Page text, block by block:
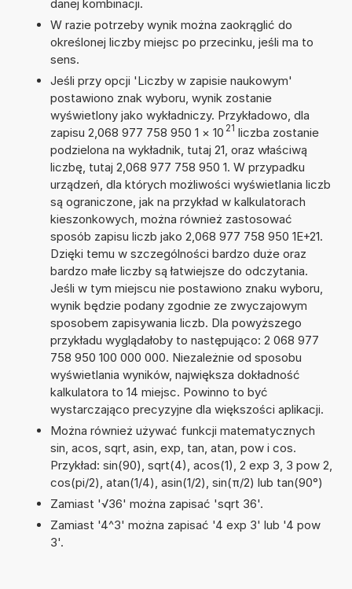
danej kombinacji.
W razie potrzeby wynik można zaokrąglić do
określonej liczby miejsc po przecinku, jeśli ma to
sens.
Jeśli przy opcji 'Liczby w zapisie naukowym'
postawiono znak wyboru, wynik zostanie
wyświetlony jako wykładniczy. Przykładowo, dla
zapisu 2,068 977 758 950 1 × 10 21 liczba zostanie
podzielona na wykładnik, tutaj 21, oraz właściwą
liczbę, tutaj 2,068 977 758 950 1. W przypadku
urządzeń, dla których możliwości wyświetlania liczb
są ograniczone, jak na przykład w kalkulatorach
kieszonkowych, można również zastosować
sposób zapisu liczb jako 2,068 977 758 950 1E+21.
Dzięki temu w szczególności bardzo duże oraz
bardzo małe liczby są łatwiejsze do odczytania.
Jeśli w tym miejscu nie postawiono znaku wyboru,
wynik będzie podany zgodnie ze zwyczajowym
sposobem zapisywania liczb. Dla powyższego
przykładu wyglądałoby to następująco: 2 068 977
758 950 100 000 000. Niezależnie od sposobu
wyświetlania wyników, największa dokładność
kalkulatora to 14 miejsc. Powinno to być
wystarczająco precyzyjne dla większości aplikacji.
Można również używać funkcji matematycznych
sin, acos, sqrt, asin, exp, tan, atan, pow i cos.
Przykład: sin(90), sqrt(4), acos(1), 2 exp 3, 3 pow 2,
cos(pi/2), atan(1/4), asin(1/2), sin(π/2) lub tan(90°)
Zamiast '√36' można zapisać 'sqrt 36'.
Zamiast '4^3' można zapisać '4 exp 3' lub '4 pow
3'.